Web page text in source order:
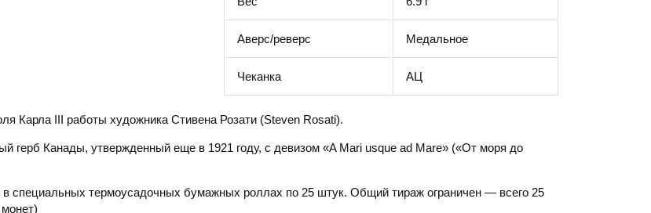
Аверс/реверс Медальное
Чеканка
АЦ
Карла III работы художника Стивена Розати (Steven Rosati).
герб Канады, утвержденный еще в 1921 году, с девизом «A Mari usque ad Mare» («От моря до
специальных термоусадочных бумажных роллах по 25 штук. Общий тираж ограничен — всего 25